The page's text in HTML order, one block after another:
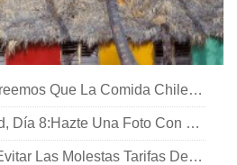
He Aquí Por Qué Creemos Que La Comida Chilena Apesta.
12 Días De Navidad, Día 8:Hazte Una Foto Con Santa
10 Consejos Para Evitar Las Molestas Tarifas De Las Aerolíneas